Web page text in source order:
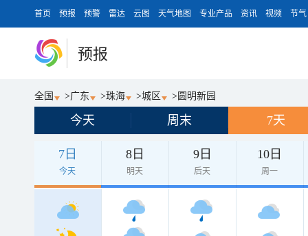
首页 预报 预警 雷达 云图 天气地图 专业产品 资讯 视频 节气
预报
全国 >广东 >珠海 >城区 > 圆明新园
今天 周末 7天
7日
今天
8日
明天
9日
后天
10日
周一